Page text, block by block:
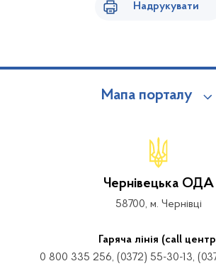
Надрукувати
Мапа порталу
Чернівецька ОДА
58700, м. Чернівці
Гаряча лінія (call
0 800 335 256, (0372) 55-30-13,